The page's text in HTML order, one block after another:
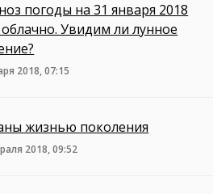
погоды на 31 января 2018
облачно. Увидим ли лунное
2018, 07:15
жизнью поколения
2018, 09:52